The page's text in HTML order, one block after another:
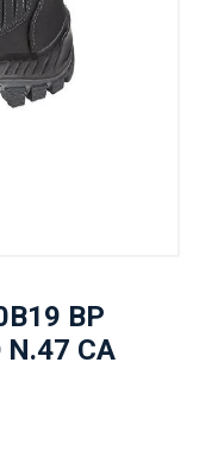
BP
N.47 CA